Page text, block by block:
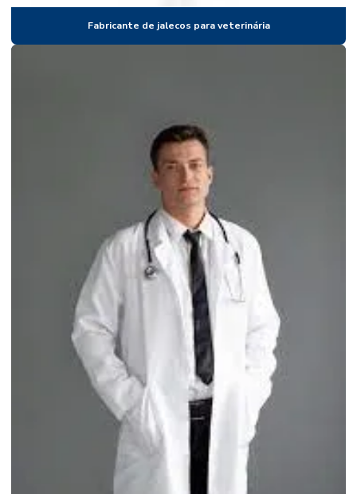
Fábrica de jalecos para fisioterapia
Fabrica jalecos em sao paulo
Fábrica de uniforme nr10
Fabrica uniformes hospitalar
Fábrica de uniformes médicos
Fabricante de jalecos
Fabricante de jalecos para clínicas
Fabricante de jalecos para faculdades
Fabricante de jalecos para farmácias
Fabricante de jalecos para fisioterapia
Fabricante de jalecos para veterinária